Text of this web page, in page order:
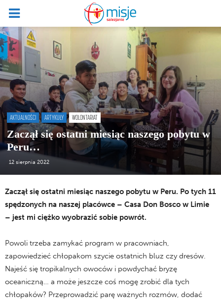
AKTUALNOŚCI ARTYKUŁY WOLONTARIAT
Zaczął się ostatni miesiąc naszego pobytu w
Peru…
12 sierpnia 2022
Zaczął się ostatni miesiąc naszego pobytu w Peru. Po tych 11
spędzonych na naszej placówce – Casa Don Bosco w Limie
– jest mi ciężko wyobrazić sobie powrót.
Powoli trzeba zamykać program w pracowniach,
zapowiedzieć chłopakom szycie ostatnich bluz czy dresów.
Najeść się tropikalnych owoców i powdychać bryzę
oceaniczną… a może jeszcze coś mogę zrobić dla tych
chłopaków? Przeprowadzić parę ważnych rozmów, dodać